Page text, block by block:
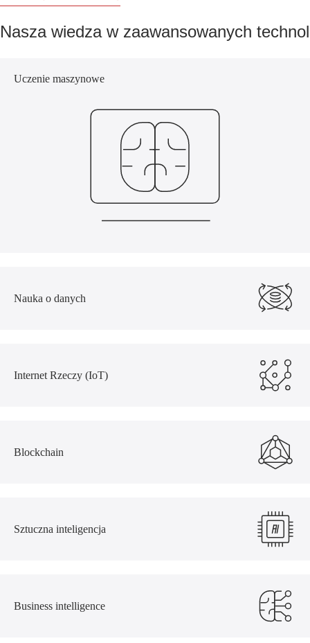
długoterminowe koszty operacyjne.
Nasza wiedza w zaawansowanych
Uczenie maszynowe
Nauka o danych
Internet Rzeczy (IoT)
Blockchain
Sztuczna inteligencja
Business intelligence